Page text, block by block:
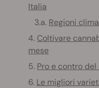
Italia
3.a. Regioni
4. Coltivare
mese
5. Pro e contro
6. Le migliori